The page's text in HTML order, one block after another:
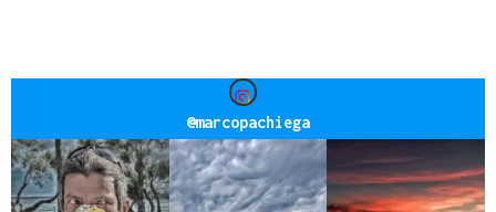
@marcopachiega